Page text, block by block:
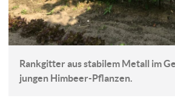
Rankgitter aus stabilem Metall im
jungen Himbeer-Pflanzen.